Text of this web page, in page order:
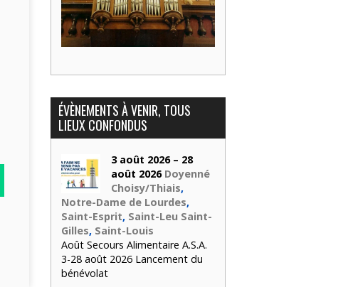
ÉVÈNEMENTS À VENIR, TOUS
LIEUX CONFONDUS
3 août 2026 – 28
août 2026 Doyenné
Choisy/Thiais,
Notre-Dame de Lourdes,
Saint-Esprit, Saint-Leu Saint-
Gilles, Saint-Louis
Août Secours Alimentaire A.S.A.
3-28 août 2026 Lancement du
bénévolat